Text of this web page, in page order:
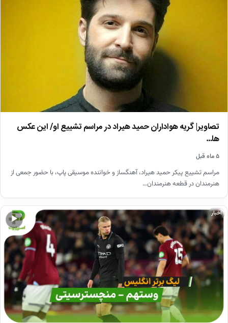
تصاویر| گریه هواداران حمید هیراد در مراسم تشییع او/ این عکس
ها…
۵ ماه قبل
مراسم تشییع پیکر حمید هیراد، آهنگساز و خواننده موسیقی پاپ، با حضور جمعی از
هنرمندان در قطعه هنرمندان…
▶
اخبار